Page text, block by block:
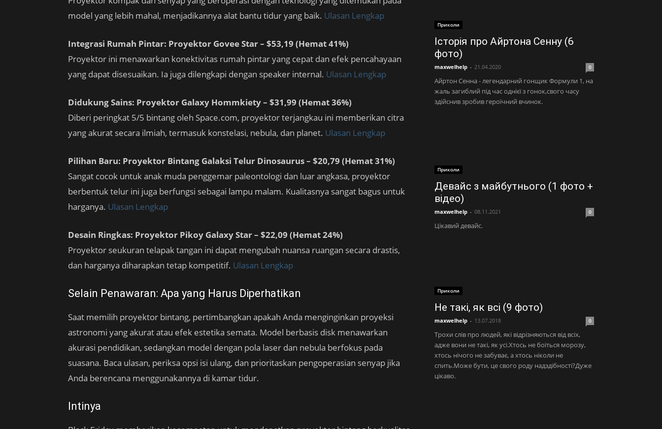
model yang lebih mahal, menjadikannya alat bantu tidur yang baik. Ulasan Lengkap
Integrasi Rumah Pintar: Proyektor Govee Star – $53,19 (Hemat 41%)
Proyektor ini menawarkan konektivitas rumah pintar yang cepat dan efek pencahayaan
yang dapat disesuaikan. Ia juga dilengkapi dengan speaker internal. Ulasan Lengkap
Didukung Sains: Proyektor Galaxy Hommkiety – $31,99 (Hemat 36%)
Diberi peringkat 5/5 bintang oleh Space.com, proyektor terjangkau ini memberikan citra
yang akurat secara ilmiah, termasuk konstelasi, nebula, dan planet. Ulasan Lengkap
Pilihan Baru: Proyektor Bintang Galaksi Telur Dinosaurus – $20,79 (Hemat 31%)
Sangat cocok untuk anak muda penggemar paleontologi dan luar angkasa, proyektor
berbentuk telur ini juga berfungsi sebagai lampu malam. Kualitasnya sangat bagus untuk
harganya. Ulasan Lengkap
Desain Ringkas: Proyektor Pikoy Galaxy Star – $22,09 (Hemat 24%)
Proyektor seukuran telapak tangan ini dapat mengubah nuansa ruangan secara drastis,
dan harganya diharapkan tetap kompetitif. Ulasan Lengkap
Selain Penawaran: Apa yang Harus Diperhatikan
Saat memilih proyektor bintang, pertimbangkan apakah Anda menginginkan proyeksi
astronomi yang akurat atau efek estetika semata. Model berbasis disk menawarkan
akurasi pendidikan, sedangkan model dengan pola laser dan nebula berfokus pada
suasana. Baca ulasan, periksa opsi isi ulang, dan prioritaskan pengoperasian senyap jika
Anda berencana menggunakannya di kamar tidur.
Intinya
Приколи
Історія про Айртона Сенну (6
фото)
maxwelhelp - 21.04.2020 0
Айртон Сенна - легендарний гонщик Формули 1, на
жаль загиблий під час однієї з гонок,свого часу
здійснив зробив героїчний вчинок.
Приколи
Девайс з майбутнього (1 фото +
відео)
maxwelhelp - 08.11.2021 0
Цікавий девайс.
Приколи
Не такі, як всі (9 фото)
maxwelhelp - 13.07.2018 0
Трохи слів про людей, які відрізняються від всіх,
адже вони не такі, як усі.Хтось не боїться морозу,
хтось нічого не забуває, а хтось ніколи не
спить.Може бути, це свого роду надздібності?Дуже
цікаво.